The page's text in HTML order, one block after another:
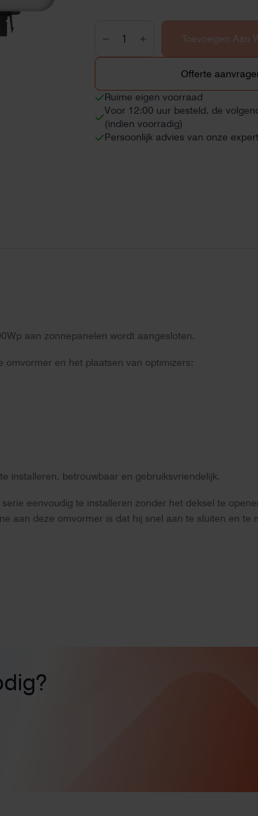
ASW3000S-
omvormer
aantal
Toevoegen Aan
Offerte
Ruime eigen voorraad
Voor 12:00 uur besteld, de
(indien voorradig)
Persoonlijk advies van onze
aan zonnepanelen wordt aangesloten.
en het plaatsen van optimizers:
installeren, betrouwbaar en gebruiksvriendelijk.
eenvoudig te installeren zonder het deksel te
aan deze omvormer is dat hij snel aan te sluiten en te